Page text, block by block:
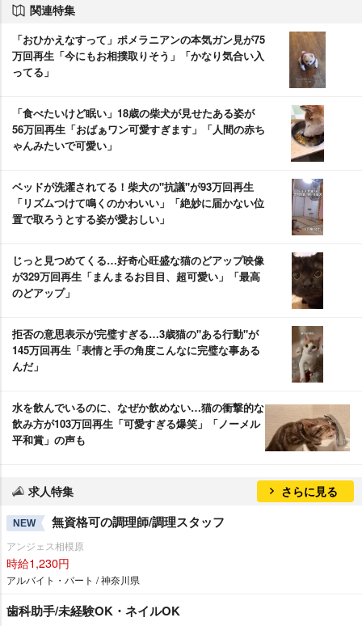
関連特集
「おひかえなすって」ポメラニアンの本気ガン見が75
万回再生「今にもお相撲取りそう」「かなり気合い入
ってる」
「食べたいけど眠い」18歳の柴犬が見せたある姿が
56万回再生「おばぁワン可愛すぎます」「人間の赤ち
ゃんみたいで可愛い」
ベッドが洗濯されてる！柴犬の"抗議"が93万回再生
「リズムつけて鳴くのかわいい」「絶妙に届かない位
置で取ろうとする姿が愛おしい」
じっと見つめてくる…好奇心旺盛な猫のどアップ映像
が329万回再生「まんまるお目目、超可愛い」「最高
のどアップ」
拒否の意思表示が完璧すぎる…3歳猫の"ある行動"が
145万回再生「表情と手の角度こんなに完璧な事ある
んだ」
水を飲んでいるのに、なぜか飲めない…猫の衝撃的な
飲み方が103万回再生「可愛すぎる爆笑」「ノーメル
平和賞」の声も
求人特集 さらに見る
NEW 無資格可の調理師/調理スタッフ
アンジェス相模原
時給1,230円
アルバイト・パート / 神奈川県
歯科助手/未経験OK・ネイルOK